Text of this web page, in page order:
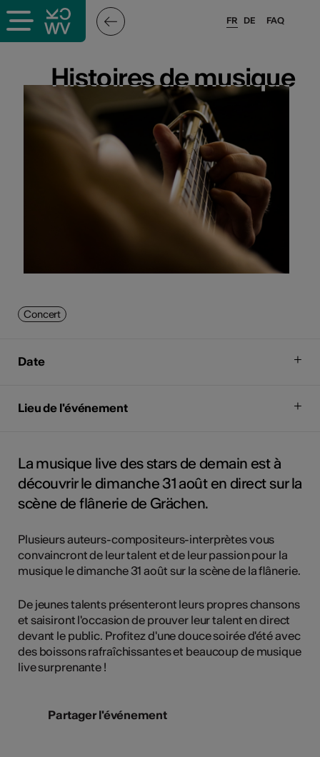
FAQ
FR DE
Histoires de musique
Histoires de musique
Concert
Date
Lieu de l'événement
La musique live des stars de demain est à
découvrir le dimanche 31 août en direct sur la
scène de flânerie de Grächen.
Plusieurs auteurs-compositeurs-interprètes vous
convaincront de leur talent et de leur passion pour la
musique le dimanche 31 août sur la scène de la flânerie.
De jeunes talents présenteront leurs propres chansons
et saisiront l'occasion de prouver leur talent en direct
devant le public. Profitez d'une douce soirée d'été avec
des boissons rafraîchissantes et beaucoup de musique
live surprenante !
Partager l'événement